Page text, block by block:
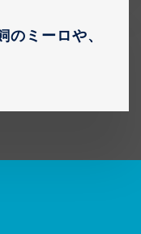
のミーロや、